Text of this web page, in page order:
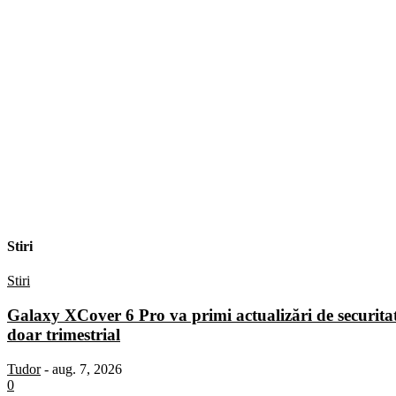
Stiri
Stiri
Galaxy XCover 6 Pro va primi actualizări de
doar trimestrial
Tudor - aug. 7, 2026
0